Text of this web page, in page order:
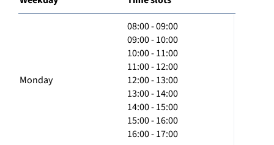
Monday
08:00 - 09:00
09:00 - 10:00
10:00 - 11:00
11:00 - 12:00
12:00 - 13:00
13:00 - 14:00
14:00 - 15:00
15:00 - 16:00
16:00 - 17:00